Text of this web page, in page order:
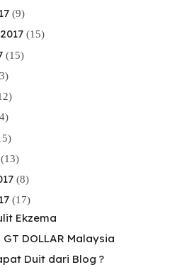
(9)
(15)
(15)
(13)
(8)
(17)
Ekzema
DOLLAR Malaysia
Duit dari Blog ?